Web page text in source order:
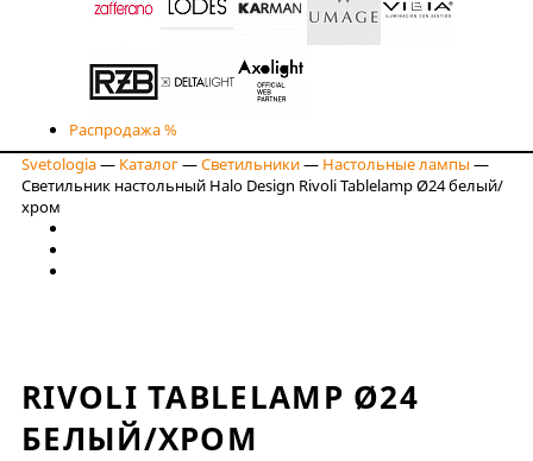
Распродажа %
Svetologia— Каталог—Светильники— Настольные лампы —
Светильник настольный Halo Design Rivoli Tablelamp Ø24 белый/
хром
RIVOLI TABLELAMP Ø24
БЕЛЫЙ/ХРОМ